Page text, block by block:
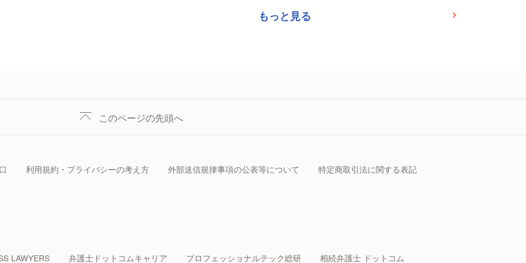
もっと見る
このページの先頭へ
利用規約・プライバシーの考え方 外部送信規律事項の公表等について 特定商取引法に関する表記
LAWYERS 弁護士ドットコムキャリア プロフェッショナルテック総研 相続弁護士 ドットコム